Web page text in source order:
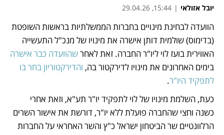
יובל אזולאי |
15:44, 29.04.26
האווירית בועז לוי ליו"ר החברה. זאת לאחר שהוועדה כבר אישרה
בימים האחרונים את מינויו לדירקטור בה,
לתפקיד היו"ר.